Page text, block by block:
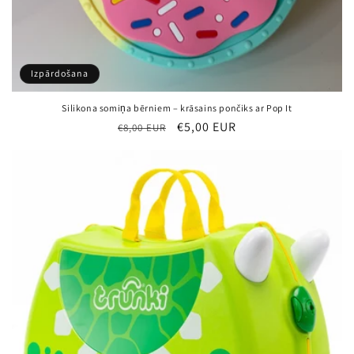
Izpārdošana
Silikona somiņa bērniem – krāsains pončiks ar Pop It
Parastā
€8,00 EUR
Pārdošanas
€5,00 EUR